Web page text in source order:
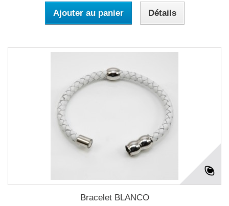
Ajouter au panier Détails
Bracelet BLANCO